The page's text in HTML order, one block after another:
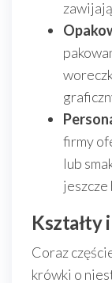
firmy
lub
jeszcze
Kształty
Coraz
krówki o